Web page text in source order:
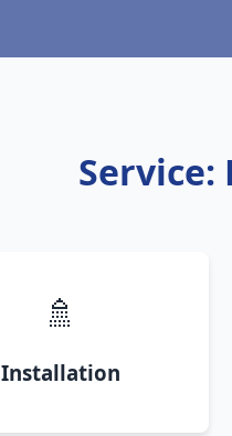
🚿
Installation